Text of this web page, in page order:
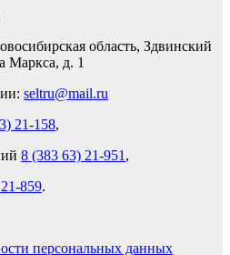
область, Здвинский
Маркса, д. 1
seltru@mail.ru
21-158,
8 (383 63) 21-951 ,
859.
персональных данных